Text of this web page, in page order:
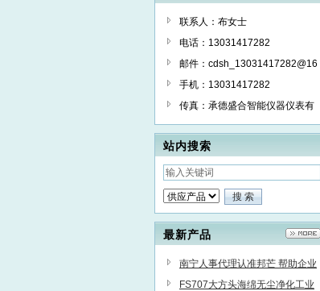
联系人：布女士
电话：13031417282
邮件：cdsh_13031417282@16
3.com
手机：13031417282
传真：承德盛合智能仪器仪表有
限公司
站内搜索
最新产品
南宁人事代理认准邦芒 帮助企业
提高管理效能
FS707大方头海绵无尘净化工业